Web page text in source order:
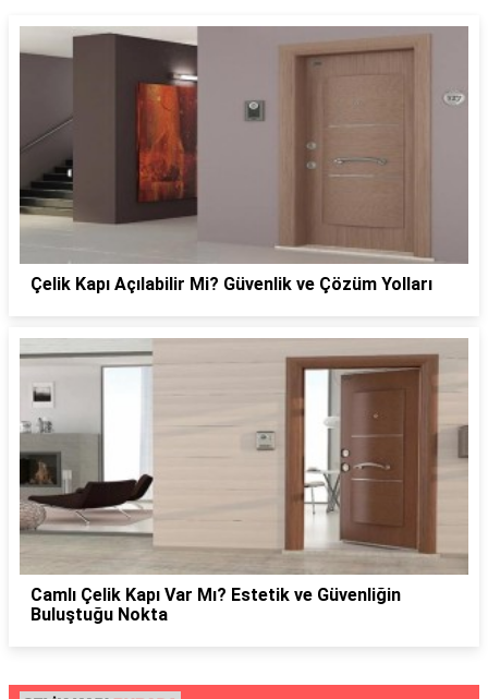
Çelik Kapı Açılabilir Mi? Güvenlik ve Çözüm Yolları
Camlı Çelik Kapı Var Mı? Estetik ve Güvenliğin
Buluştuğu Nokta